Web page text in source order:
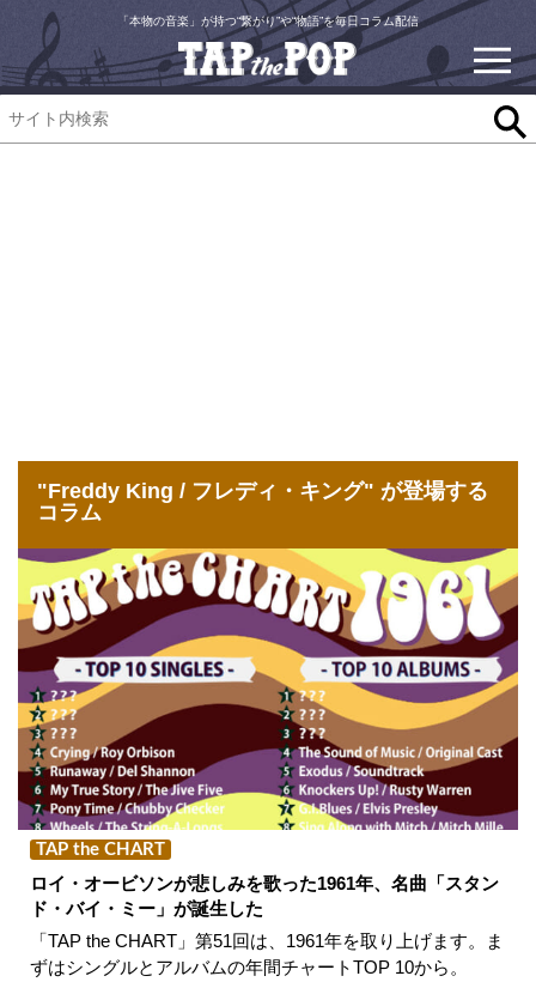
「本物の音楽」が持つ“繋がり”や“物語”を毎日コラム配信
"Freddy King / フレディ・キング" が登場する
コラム
TAP the CHART
ロイ・オービソンが悲しみを歌った1961年、名曲「スタン
ド・バイ・ミー」が誕生した
「TAP the CHART」第51回は、1961年を取り上げます。ま
ずはシングルとアルバムの年間チャートTOP 10から。